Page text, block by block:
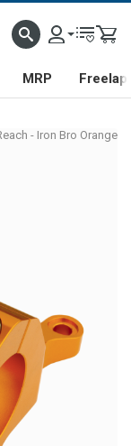
MRP Freelap
- Iron Bro Orange